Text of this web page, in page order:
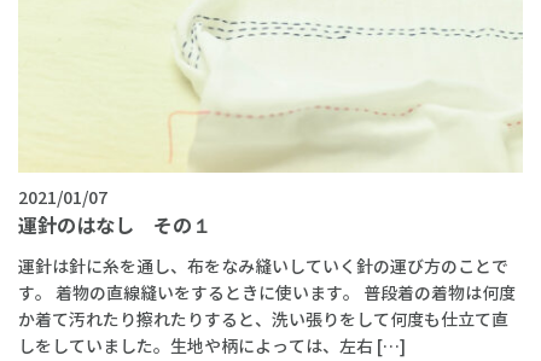
2021/01/07
運針のはなし その１
運針は針に糸を通し、布をなみ縫いしていく針の運び方のことで
す。 着物の直線縫いをするときに使います。 普段着の着物は何度
か着て汚れたり擦れたりすると、洗い張りをして何度も仕立て直
しをしていました。生地や柄によっては、左右 […]